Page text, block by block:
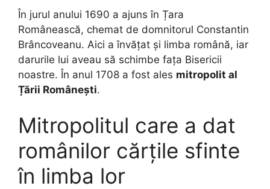
În jurul anului 1690 a ajuns în Țara
Românească, chemat de domnitorul Constantin
Brâncoveanu. Aici a învățat și limba română, iar
darurile lui aveau să schimbe fața Bisericii
noastre. În anul 1708 a fost ales mitropolit al
Țării Românești.
Mitropolitul care a dat
românilor cărțile sfinte
în limba lor